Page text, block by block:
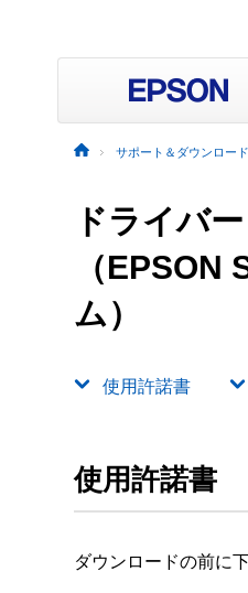
サポート＆ダウンロード
ドライバ
（
ム）
使用許諾書
使用許諾書
ダウンロードの前に